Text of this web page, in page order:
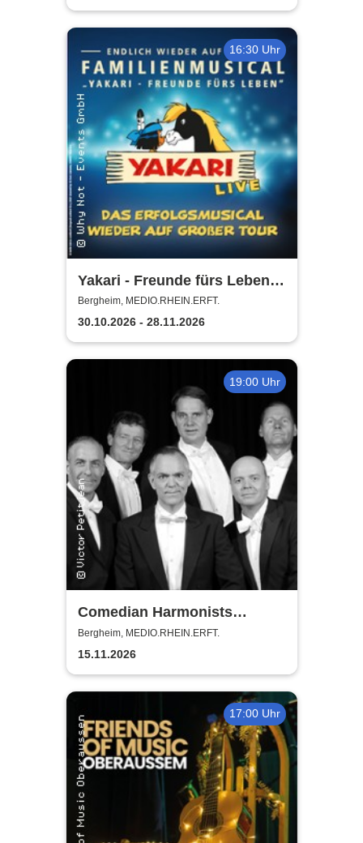
16:30 Uhr
Yakari - Freunde fürs Leben -
Das Musical für die ganze
Familie
Bergheim, MEDIO.RHEIN.ERFT.
30.10.2026 - 28.11.2026
19:00 Uhr
Comedian Harmonists
Forever - Das Leben ein
Konzert
Bergheim, MEDIO.RHEIN.ERFT.
15.11.2026
17:00 Uhr